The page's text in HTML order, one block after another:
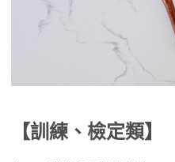
【訓練、檢定類】